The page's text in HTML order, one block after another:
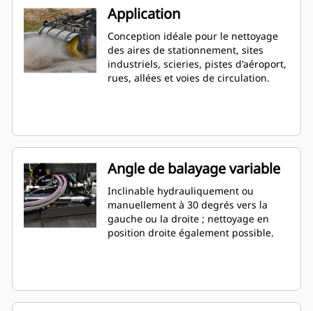
Application
Conception idéale pour le nettoyage
des aires de stationnement, sites
industriels, scieries, pistes d'aéroport,
rues, allées et voies de circulation.
Angle de balayage variable
Inclinable hydrauliquement ou
manuellement à 30 degrés vers la
gauche ou la droite ; nettoyage en
position droite également possible.